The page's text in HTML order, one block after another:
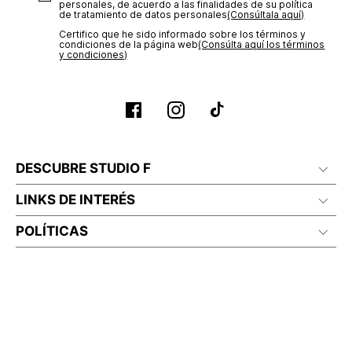
personales, de acuerdo a las finalidades de su política
de tratamiento de datos personales‎(Consúltala aquí)
Certifico que he sido informado sobre los términos y
condiciones de la página web‎(Consúlta aquí los términos
y condiciones)
DESCUBRE STUDIO F
LINKS DE INTERÉS
POLÍTICAS